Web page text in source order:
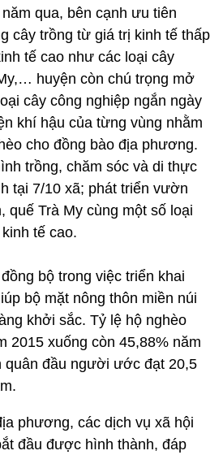
qua, bên cạnh ưu tiên
cây trồng từ giá trị kinh tế thấp
tế cao như các loại cây
huyện còn chú trọng mở
cây công nghiệp ngắn ngày
khí hậu của từng vùng nhằm
cho đồng bào địa phương.
trồng, chăm sóc và di thực
tại 7/10 xã; phát triển vườn
quế Trà My cùng một số loại
tế cao.
bộ trong việc triển khai
bộ mặt nông thôn miền núi
khởi sắc. Tỷ lệ hộ nghèo
2015 xuống còn 45,88% năm
quân đầu người ước đạt 20,5
phương, các dịch vụ xã hội
đầu được hình thành, đáp